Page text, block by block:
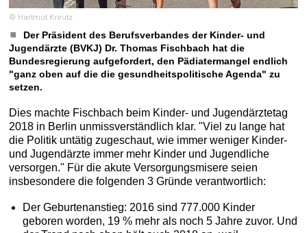
© Hartmut Kreutz
Der Präsident des Berufsverbandes der Kinder- und
Jugendärzte (BVKJ) Dr. Thomas Fischbach hat die
Bundesregierung aufgefordert, den Pädiatermangel endlich
"ganz oben auf die die gesundheitspolitische Agenda" zu
setzen.
Dies machte Fischbach beim Kinder- und Jugendärztetag
2018 in Berlin unmissverständlich klar. "Viel zu lange hat
die Politik untätig zugeschaut, wie immer weniger Kinder-
und Jugendärzte immer mehr Kinder und Jugendliche
versorgen." Für die akute Versorgungsmisere seien
insbesondere die folgenden 3 Gründe verantwortlich:
Der Geburtenanstieg: 2016 sind 777.000 Kinder
geboren worden, 19 % mehr als noch 5 Jahre zuvor. Und